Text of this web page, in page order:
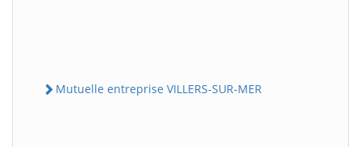
Mutuelle entreprise VILLERS-SUR-MER